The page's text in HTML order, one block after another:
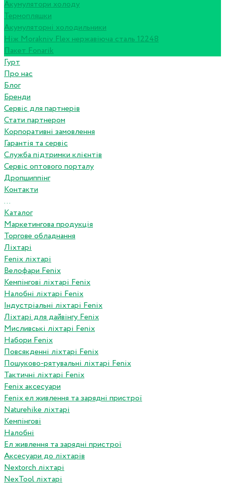
Акумулятори холоду
Термопляшки
Акумуляторні холодильники
Ніж Morakniv Flex нержавіюча сталь 12248
Пакет Fonarik
Гурт
Про нас
Блог
Бренди
Сервіс для партнерів
Стати партнером
Корпоративні замовлення
Гарантія та сервіс
Служба підтримки клієнтів
Сервіс оптового порталу
Дропшиппінг
Контакти
...
Каталог
Маркетингова продукція
Торгове обладнання
Ліхтарі
Fenix ліхтарі
Велофари Fenix
Кемпінгові ліхтарі Fenix
Налобні ліхтарі Fenix
Індустріальні ліхтарі Fenix
Ліхтарі для дайвінгу Fenix
Мисливські ліхтарі Fenix
Набори Fenix
Повсякденні ліхтарі Fenix
Пошуково-рятувальні ліхтарі Fenix
Тактичні ліхтарі Fenix
Fenix аксесуари
Fenix ел живлення та зарядні пристрої
Naturehike ліхтарі
Кемпінгові
Налобні
Ел живлення та зарядні пристрої
Аксесуари до ліхтарів
Nextorch ліхтарі
NexTool ліхтарі